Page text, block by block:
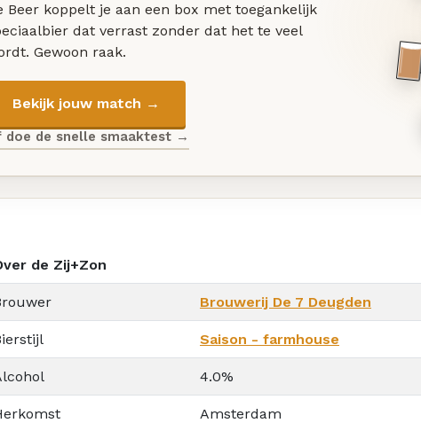
Beer koppelt je aan een box met toegankelijk
dat verrast zonder dat het te veel
Gewoon raak.
Bekijk jouw match →
doe de snelle smaaktest →
de Zij+Zon
Brouwerij De 7 Deugden
Saison - farmhouse
4.0%
Amsterdam